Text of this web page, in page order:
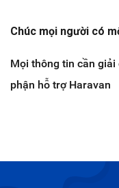
Chúc mọi người có
Mọi thông tin cần
phận hỗ trợ Haravan